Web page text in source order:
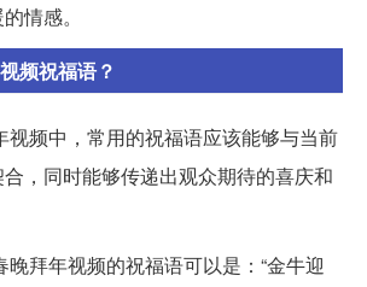
情感。
频祝福语？
视频中，常用的祝福语应该能够与当前
，同时能够传递出观众期待的喜庆和
拜年视频的祝福语可以是：“金牛迎